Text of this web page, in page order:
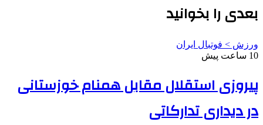
بعدی را بخوانید
ورزش > فوتبال ایران
10 ساعت پیش
پیروزی استقلال مقابل همنام خوزستانی
در دیداری تدارکاتی